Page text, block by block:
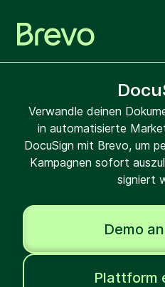
Verwandle deinen
in automatisierte
DocuSign mit Brevo, um
Kampagnen sofort
signiert
Demo
Plattform